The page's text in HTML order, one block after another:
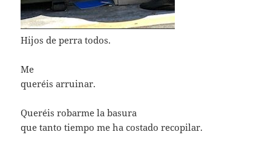
Hijos de perra todos.
Me
queréis arruinar.
Queréis robarme la basura
que tanto tiempo me ha costado recopilar.